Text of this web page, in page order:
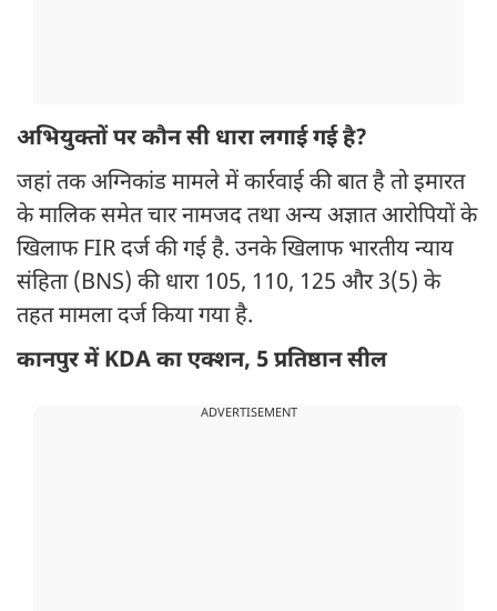
अभियुक्तों पर कौन सी धारा लगाई गई है?
जहां तक अग्निकांड मामले में कार्रवाई की बात है तो इमारत
के मालिक समेत चार नामजद तथा अन्य अज्ञात आरोपियों के
खिलाफ FIR दर्ज की गई है. उनके खिलाफ भारतीय न्याय
संहिता (BNS) की धारा 105, 110, 125 और 3(5) के
तहत मामला दर्ज किया गया है.
कानपुर में KDA का एक्शन, 5 प्रतिष्ठान सील
ADVERTISEMENT